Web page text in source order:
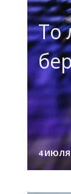
То
4 ИЮЛЯ